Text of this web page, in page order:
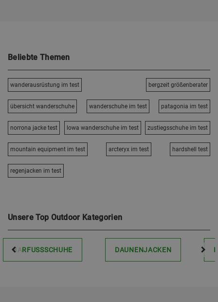
Beliebte Themen
wanderausrüstung im test bergzeit größenberater
übersicht wanderschuhe wanderschuhe im test patagonia im test
norrona jacke test lowa wanderschuhe im test zustiegsschuhe im test
mountain equipment im test arcteryx im test hardshell test
regenjacken im test
Unsere Top Outdoor Kategorien
BARFUSSSCHUHE DAUNENJACKEN